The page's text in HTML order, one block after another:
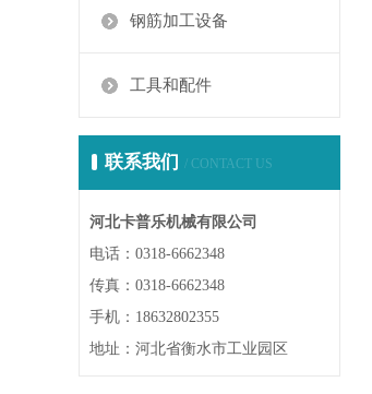
钢筋加工设备
工具和配件
联系我们 / CONTACT US
河北卡普乐机械有限公司
电话：0318-6662348
传真：0318-6662348
手机：18632802355
地址：河北省衡水市工业园区